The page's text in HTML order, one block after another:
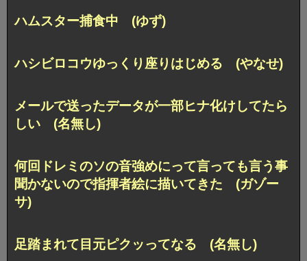
ハムスター捕食中 (ゆず)
ハシビロコウゆっくり座りはじめる (やなせ)
メールで送ったデータが一部ヒナ化けしてたら
しい (名無し)
何回ドレミのソの音強めにって言っても言う事
聞かないので指揮者絵に描いてきた (ガゾー
サ)
足踏まれて目元ピクッってなる (名無し)